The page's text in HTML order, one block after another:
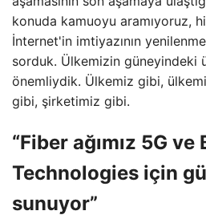
konuda kamuoyu aramıyoruz,
İnternet'in imtiyazının
sorduk. Ülkemizin güneyindeki
önemliydik. Ülkemiz gibi,
gibi, şirketimiz gibi.
“Fiber ağımız 5G ve
Technologies için
sunuyor”